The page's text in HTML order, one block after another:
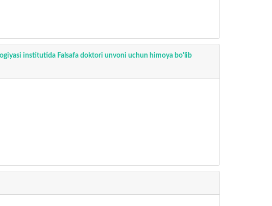
institutida Falsafa doktori unvoni uchun himoya bo'lib